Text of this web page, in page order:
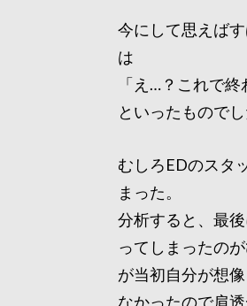
今にして思えば
は
「え…？これで終
といったものでし
むしろEDのスタ
まった。
分析すると、最
ってしまったの
が当初自分が想
なかったので肩